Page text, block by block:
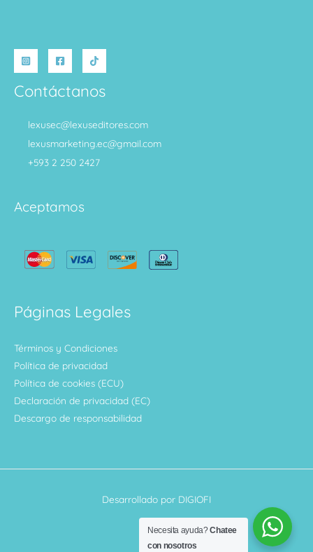
Contáctanos
lexusec@lexuseditores.com
lexusmarketing.ec@gmail.com
+593 2 250 2427
Aceptamos
Páginas Legales
Términos y Condiciones
Política de privacidad
Política de cookies (ECU)
Declaración de privacidad (EC)
Descargo de responsabilidad
Desarrollado por DIGIOFI
Necesita ayuda?Chatee
con nosotros